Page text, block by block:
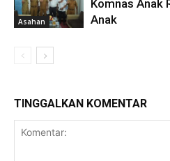
Asahan
Komnas Anak
Anak
TINGGALKAN KOMENTAR